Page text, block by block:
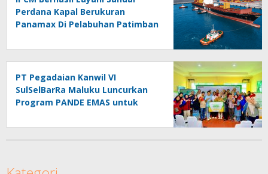
Perdana Kapal Berukuran
Panamax Di Pelabuhan Patimban
PT Pegadaian Kanwil VI
SulSelBarRa Maluku Luncurkan
Program PANDE EMAS untuk
Masyarakat